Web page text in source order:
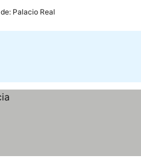
Palacio Real